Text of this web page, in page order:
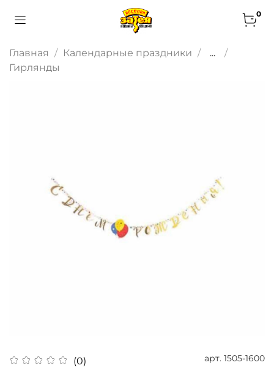
0
Главная Календарные праздники
...
Гирлянды
(0) арт. 1505-1600